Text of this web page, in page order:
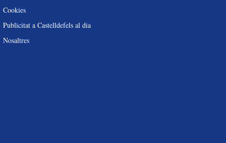
Cookies
Publicitat a Castelldefels al dia
Nosaltres